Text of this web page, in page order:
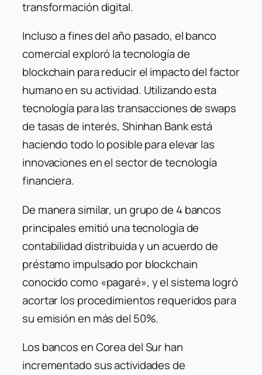
transformación digital.
Incluso a fines del año pasado, el banco
comercial exploró la tecnología de
blockchain para reducir el impacto del factor
humano en su actividad. Utilizando esta
tecnología para las transacciones de swaps
de tasas de interés, Shinhan Bank está
haciendo todo lo posible para elevar las
innovaciones en el sector de tecnología
financiera.
De manera similar, un grupo de 4 bancos
principales emitió una tecnología de
contabilidad distribuida y un acuerdo de
préstamo impulsado por blockchain
conocido como «pagaré», y el sistema logró
acortar los procedimientos requeridos para
su emisión en más del 50%.
Los bancos en Corea del Sur han
incrementado sus actividades de